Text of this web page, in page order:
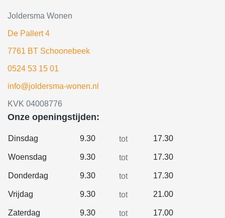
Joldersma Wonen
De Pallert 4
7761 BT Schoonebeek
0524 53 15 01
info@joldersma-wonen.nl
KVK 04008776
Onze openingstijden:
Dinsdag 9.30 tot 17.30
Woensdag 9.30 tot 17.30
Donderdag 9.30 tot 17.30
Vrijdag 9.30 tot 21.00
Zaterdag 9.30 tot 17.00